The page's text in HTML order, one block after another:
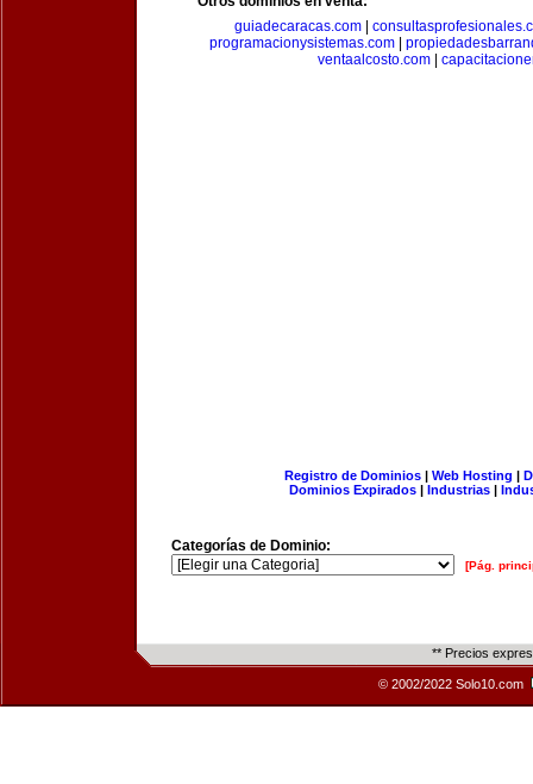
guiadecaracas.com
programacionysistemas.com|
ventaalcosto.com|
Registro de Dominios| Web Hosting |
Dominios Expirados | Industrias |
Categorías de Dominio:
[Pág.
** Precios
© 2002/2022 Solo10.com